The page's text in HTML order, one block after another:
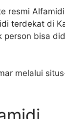
resmi
terdekat di
bisa
melalui